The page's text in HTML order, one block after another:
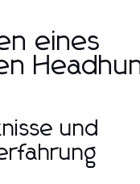
eines
und